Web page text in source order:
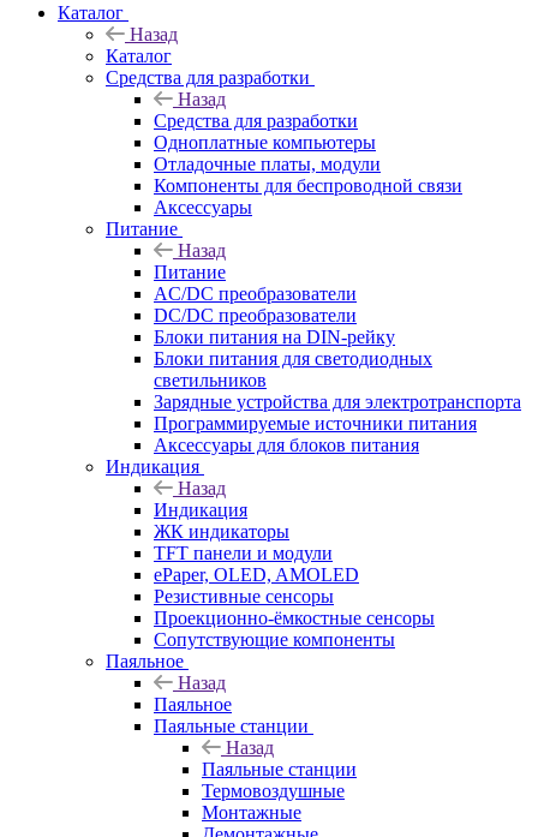
Каталог
Назад
Каталог
Средства для разработки
Назад
Средства для разработки
Одноплатные компьютеры
Отладочные платы, модули
Компоненты для беспроводной связи
Аксессуары
Питание
Назад
Питание
AC/DC преобразователи
DC/DC преобразователи
Блоки питания на DIN-рейку
Блоки питания для светодиодных
светильников
Зарядные устройства для электротранспорта
Программируемые источники питания
Аксессуары для блоков питания
Индикация
Назад
Индикация
ЖК индикаторы
TFT панели и модули
ePaper, OLED, AMOLED
Резистивные сенсоры
Проекционно-ёмкостные сенсоры
Сопутствующие компоненты
Паяльное
Назад
Паяльное
Паяльные станции
Назад
Паяльные станции
Термовоздушные
Монтажные